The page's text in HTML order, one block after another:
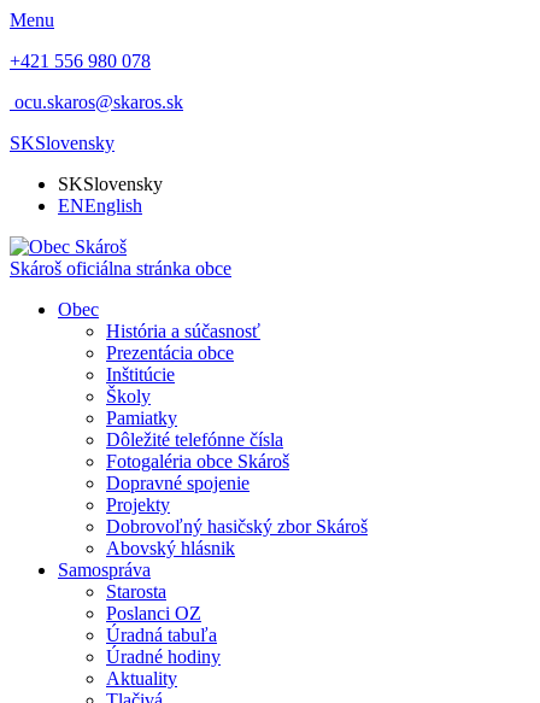
Menu
+421 556 980 078
ocu.skaros@skaros.sk
SKSlovensky
SKSlovensky
ENEnglish
Skároš oficiálna stránka obce
Obec
História a súčasnosť
Prezentácia obce
Inštitúcie
Školy
Pamiatky
Dôležité telefónne čísla
Fotogaléria obce Skároš
Dopravné spojenie
Projekty
Dobrovoľný hasičský zbor Skároš
Abovský hlásnik
Samospráva
Starosta
Poslanci OZ
Úradná tabuľa
Úradné hodiny
Aktuality